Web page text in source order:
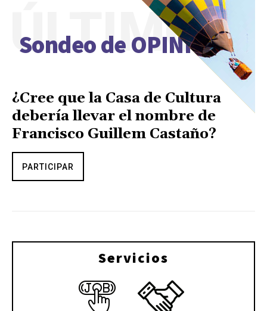
Sondeo de OPINIÓN
ÚLTIMO
¿Cree que la Casa de Cultura
debería llevar el nombre de
Francisco Guillem Castaño?
PARTICIPAR
Servicios